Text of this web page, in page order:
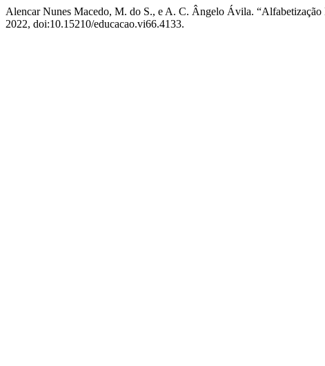
Alencar Nunes Macedo, M. do S., e A. C. Ângelo Ávila.
2022, doi:10.15210/educacao.vi66.4133.